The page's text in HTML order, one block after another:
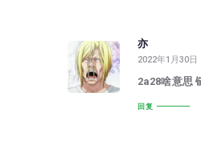
亦
2022年1月30日
2a28啥意思
回复